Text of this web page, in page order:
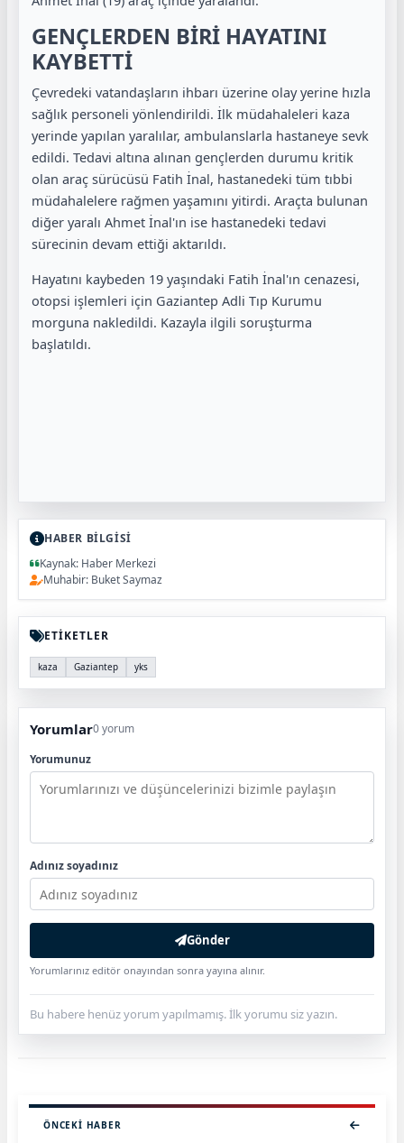
GENÇLERDEN BİRİ HAYATINI
KAYBETTİ
Çevredeki vatandaşların ihbarı üzerine olay yerine hızla
sağlık personeli yönlendirildi. İlk müdahaleleri kaza
yerinde yapılan yaralılar, ambulanslarla hastaneye sevk
edildi. Tedavi altına alınan gençlerden durumu kritik
olan araç sürücüsü Fatih İnal, hastanedeki tüm tıbbi
müdahalelere rağmen yaşamını yitirdi. Araçta bulunan
diğer yaralı Ahmet İnal'ın ise hastanedeki tedavi
sürecinin devam ettiği aktarıldı.
Hayatını kaybeden 19 yaşındaki Fatih İnal'ın cenazesi,
otopsi işlemleri için Gaziantep Adli Tıp Kurumu
morguna nakledildi. Kazayla ilgili soruşturma
başlatıldı.
HABER BİLGİSİ
Kaynak: Haber Merkezi
Muhabir: Buket Saymaz
ETİKETLER
kaza Gaziantep yks
Yorumlar0 yorum
Yorumunuz
Adınız soyadınız
Gönder
Yorumlarınız editör onayından sonra yayına alınır.
Bu habere henüz yorum yapılmamış. İlk yorumu siz yazın.
ÖNCEKI HABER